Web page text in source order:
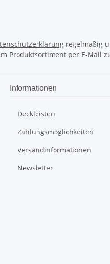
regelmäßig
Produktsortiment per E-Mail
Informationen
Deckleisten
Zahlungsmöglichkeiten
Versandinformationen
Newsletter